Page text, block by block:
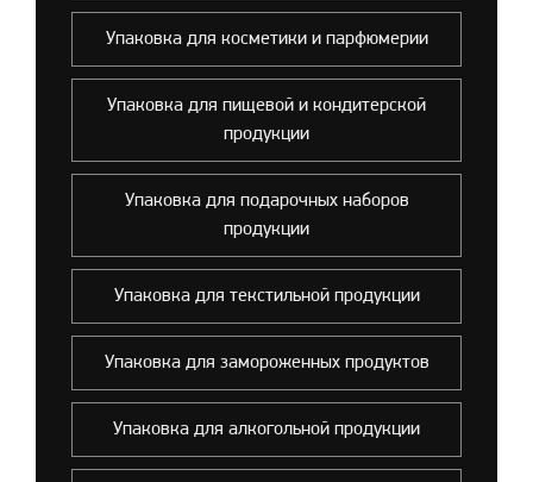
Упаковка для косметики и парфюмерии
Упаковка для пищевой и кондитерской
продукции
Упаковка для подарочных наборов
продукции
Упаковка для текстильной продукции
Упаковка для замороженных продуктов
Упаковка для алкогольной продукции